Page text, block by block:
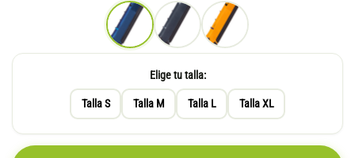
Elige tu talla:
Talla S Talla M Talla L Talla XL